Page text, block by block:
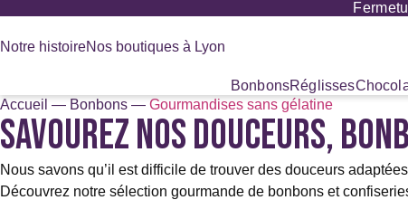
Notre histoireNos boutiques à Lyon
BonbonsRéglisses
Accueil — Bonbons — Gourmandises sans gélatine
SAVOUREZ NOS DOUCEURS,
Nous savons qu’il est difficile de trouver des douceurs
Découvrez notre sélection gourmande de bonbons et